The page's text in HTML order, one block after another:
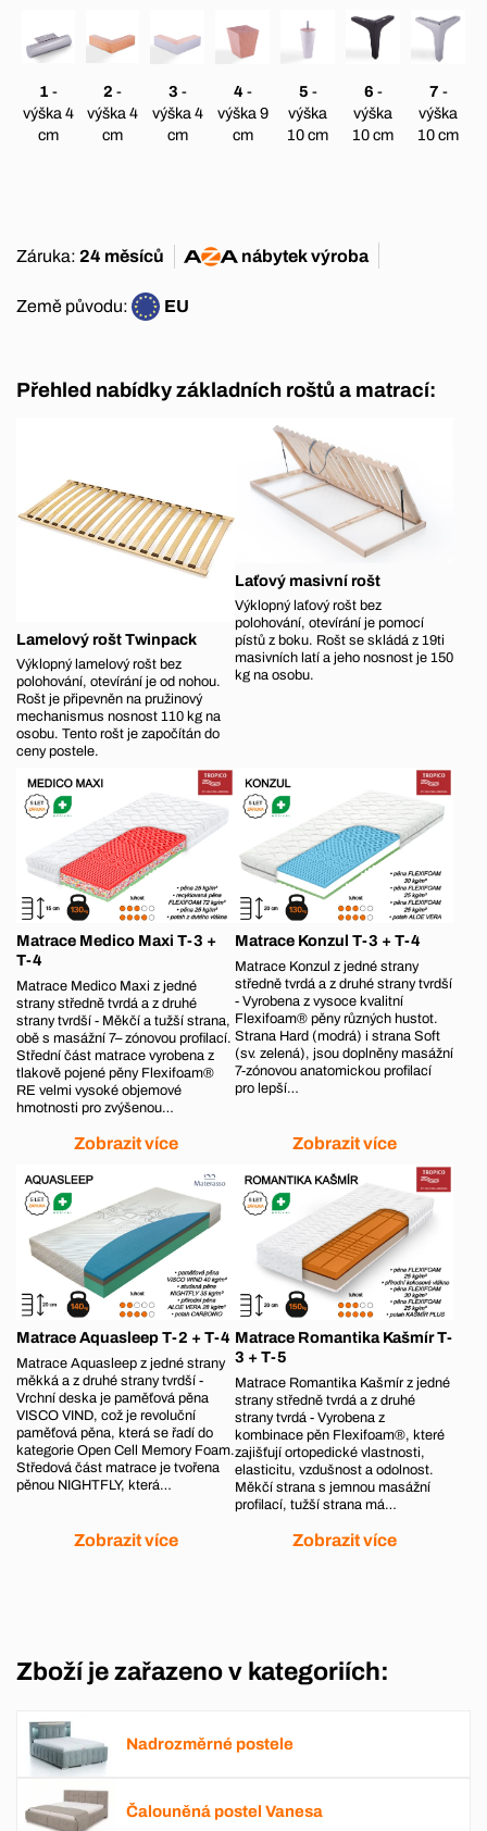
1 -
výška 4
cm
2 -
výška 4
cm
3 -
výška 4
cm
4 -
výška 9
cm
5 -
výška
10 cm
6 -
výška
10 cm
7 -
výška
10 cm
Záruka: 24 měsíců nábytekvýroba
Země původu: EU
Přehled nabídky základních roštů a matrací:
Lamelový rošt Twinpack
Výklopný lamelový rošt bez
polohování, otevírání je od nohou.
Rošt je připevněn na pružinový
mechanismus nosnost 110 kg na
osobu. Tento rošt je započítán do
ceny postele.
Laťový masivní rošt
Výklopný laťový rošt bez
polohování, otevírání je pomocí
pístů z boku. Rošt se skládá z 19ti
masivních latí a jeho nosnost je 150
kg na osobu.
Matrace Medico Maxi T-3 +
T-4
Matrace Medico Maxi z jedné
strany středně tvrdá a z druhé
strany tvrdší - Měkčí a tužší strana,
obě s masážní 7– zónovou profilací.
Střední část matrace vyrobena z
tlakově pojené pěny Flexifoam®
RE velmi vysoké objemové
hmotnosti pro zvýšenou…
Zobrazit více
Matrace Konzul T-3 + T-4
Matrace Konzul z jedné strany
středně tvrdá a z druhé strany tvrdší
- Vyrobena z vysoce kvalitní
Flexifoam® pěny různých hustot.
Strana Hard (modrá) i strana Soft
(sv. zelená), jsou doplněny masážní
7-zónovou anatomickou profilací
pro lepší…
Zobrazit více
Matrace Aquasleep T-2 + T-4
Matrace Aquasleep z jedné strany
měkká a z druhé strany tvrdší -
Vrchní deska je paměťová pěna
VISCO VIND, což je revoluční
paměťová pěna, která se řadí do
kategorie Open Cell Memory Foam.
Středová část matrace je tvořena
pěnou NIGHTFLY, která…
Zobrazit více
Matrace Romantika Kašmír T-
3 + T-5
Matrace Romantika Kašmír z jedné
strany středně tvrdá a z druhé
strany tvrdá - Vyrobena z
kombinace pěn Flexifoam®, které
zajišťují ortopedické vlastnosti,
elasticitu, vzdušnost a odolnost.
Měkčí strana s jemnou masážní
profilací, tužší strana má…
Zobrazit více
Zboží je zařazeno v kategoriích:
Nadrozměrné postele
Čalouněná postel Vanesa